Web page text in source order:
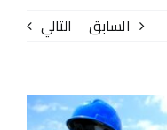
السابق التالي